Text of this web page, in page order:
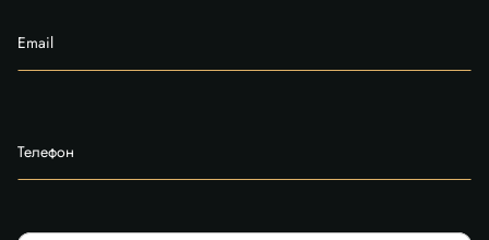
Email
Телефон